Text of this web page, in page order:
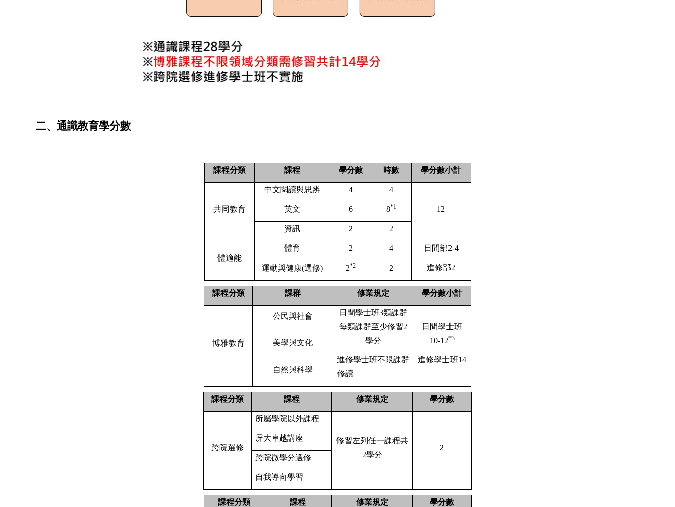
二、 通識教育學分數
課程分類 課程 學分數 時數 學分數小計
共同教育
中文閱讀與思辨 4 4
12
英文 6 8*1
資訊 2 2
體適能
體育 2 4 日間部2-4
進修部2
運動與健康(選修) 2*2 2
課程分類 課群 修業規定 學分數小計
博雅教育
公民與社會 日間學士班3類課群
每類課群至少修習2
學分
進修學士班不限課群
修讀
日間學士班
10-12*3
進修學士班14
美學與文化
自然與科學
課程分類 課程 修業規定 學分數
跨院選修
所屬學院以外課程
修習左列任一課程共
2學分
2
屏大卓越講座
跨院微學分選修
自我導向學習
課程分類 課程 修業規定 學分數